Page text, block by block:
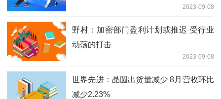
2023-09-08
野村：加密部门盈利计划或推迟 受行业
动荡的打击
2023-09-08
世界先进：晶圆出货量减少 8月营收环比
减少2.23%